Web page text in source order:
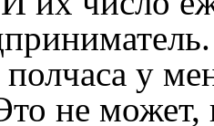
полчаса у
не может,